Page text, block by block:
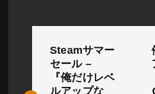
ナ
Steamサマー
セール –
『俺だけレベ
ルアップな